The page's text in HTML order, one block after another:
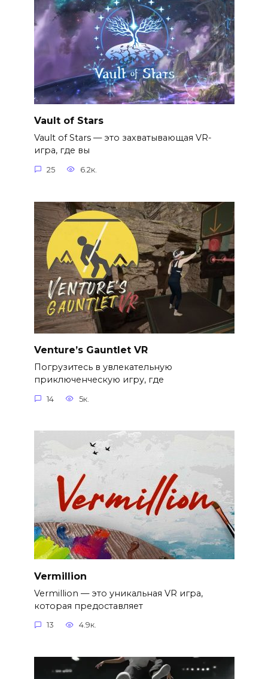
Vault of Stars
Vault of Stars — это захватывающая VR-
игра, где вы
25 6.2к.
Venture’s Gauntlet VR
Погрузитесь в увлекательную
приключенческую игру, где
14 5к.
Vermillion
Vermillion — это уникальная VR игра,
которая предоставляет
13 4.9к.